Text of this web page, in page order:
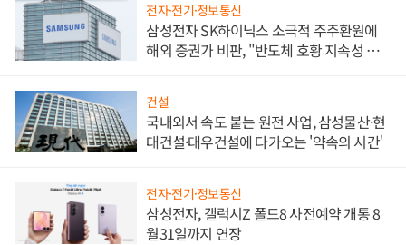
전자·전기·정보통신
삼성전자 SK하이닉스 소극적 주주환원에
해외 증권가 비판, "반도체 호황 지속성 의
건설
국내외서 속도 붙는 원전 사업, 삼성물산·현
대건설·대우건설에 다가오는 '약속의 시간'
전자·전기·정보통신
삼성전자, 갤럭시Z 폴드8 사전예약 개통 8
월31일까지 연장